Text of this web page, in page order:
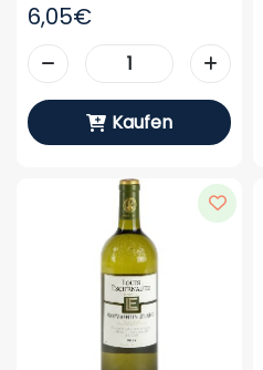
6,05€
Kaufen